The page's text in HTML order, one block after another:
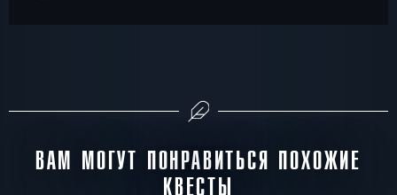
ВАМ МОГУТ ПОНРАВИТЬСЯ ПОХОЖИЕ
КВЕСТЫ